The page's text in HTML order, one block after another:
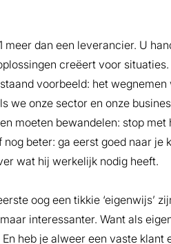
dan een leverancier. U
creëert voor
voorbeeld: het
we onze sector en onze
moeten bewandelen: stop
beter: ga eerst goed naar je
wat hij werkelijk nodig heeft.
oog een tikkie ‘eigenwijs’
interessanter. Want als
heb je alweer een vaste klant